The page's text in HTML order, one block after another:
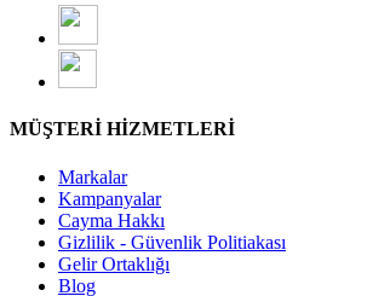
MÜŞTERİ HİZMETLERİ
Markalar
Kampanyalar
Cayma Hakkı
Gizlilik - Güvenlik Politiakası
Gelir Ortaklığı
Blog